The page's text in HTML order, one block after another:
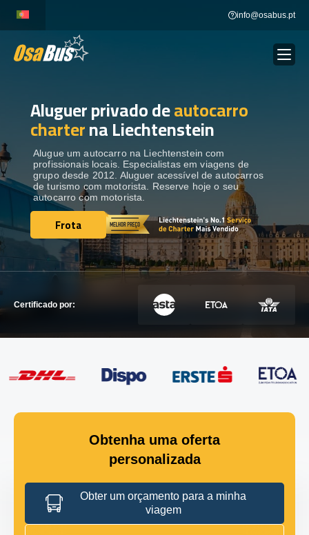
content
info@osabus.pt
ALUGUER DE AUTOCARROS
DESTINOS
FROTA
ENTRE EM CONTACTO
ENTRE EM CONTACTO
Aluguer privado deautocarro
charterna Liechtenstein
Alugue um autocarro na Liechtenstein com
profissionais locais. Especialistas em viagens de
grupo desde 2012. Aluguer acessível de autocarros
de turismo com motorista. Reserve hoje o seu
autocarro com motorista.
Frota
Frota
Certificado por:
Obtenha uma oferta
personalizada
Obter um orçamento para a minha
viagem